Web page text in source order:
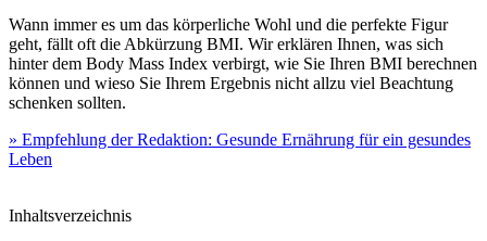
Wann immer es um das körperliche Wohl und die perfekte Figur
geht, fällt oft die Abkürzung BMI. Wir erklären Ihnen, was sich
hinter dem Body Mass Index verbirgt, wie Sie Ihren BMI berechnen
können und wieso Sie Ihrem Ergebnis nicht allzu viel Beachtung
schenken sollten.
» Empfehlung der Redaktion: Gesunde Ernährung für ein gesundes
Leben
Inhaltsverzeichnis